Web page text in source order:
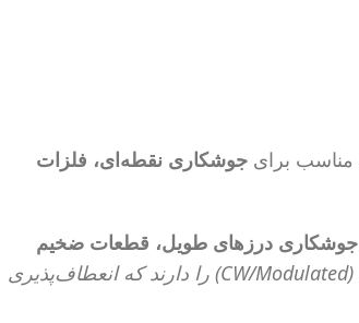
جوشکاری نقطه‌ای، فلزات
جوشکاری درزهای طویل، قطعات ضخیم
نکته حرفه‌ای: لیزرهای فیبری مدرن اغلب قابلیت عملکرد در هر دو حالت (CW/Modulated) را دارند که انعطاف‌پذیری